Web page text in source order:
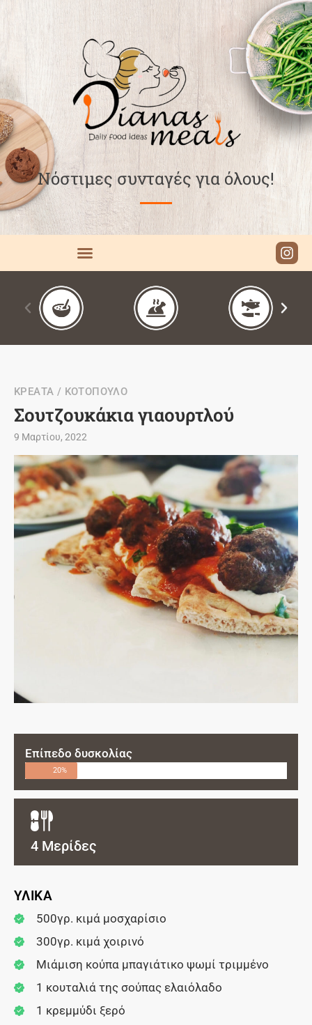
Νόστιμες συνταγές για όλους!
ΚΡΕΑΤΑ / ΚΟΤΟΠΟΥΛΟ
Σουτζουκάκια γιαουρτλού
9 Μαρτίου, 2022
Επίπεδο δυσκολίας
20%
4 Μερίδες
ΥΛΙΚΑ
500γρ. κιμά μοσχαρίσιο
300γρ. κιμά χοιρινό
Μιάμιση κούπα μπαγιάτικο ψωμί τριμμένο
1 κουταλιά της σούπας ελαιόλαδο
1 κρεμμύδι ξερό